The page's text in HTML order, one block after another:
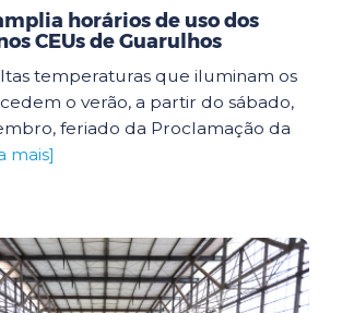
horários de uso dos
CEUs de Guarulhos
temperaturas que iluminam os
o verão, a partir do sábado,
feriado da Proclamação da
mais]